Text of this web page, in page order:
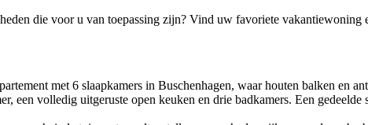
die voor u van toepassing zijn? Vind uw favoriete vakantiewoning
met 6 slaapkamers in Buschenhagen, waar houten balken en
een volledig uitgeruste open keuken en drie badkamers. Een